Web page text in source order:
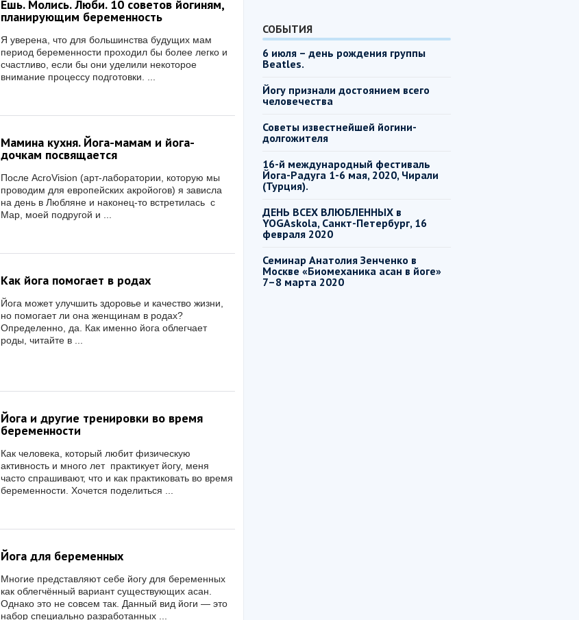
Ешь. Молись. Люби. 10 советов йогиням,
планирующим беременность
Я уверена, что для большинства будущих мам
период беременности проходил бы более легко и
счастливо, если бы они уделили некоторое
внимание процессу подготовки. ...
Мамина кухня. Йога-мамам и йога-
дочкам посвящается
После AcroVision (арт-лаборатории, которую мы
проводим для европейских акройогов) я зависла
на день в Любляне и наконец-то встретилась с
Мар, моей подругой и ...
Как йога помогает в родах
Йога может улучшить здоровье и качество жизни,
но помогает ли она женщинам в родах?
Определенно, да. Как именно йога облегчает
роды, читайте в ...
Йога и другие тренировки во время
беременности
Как человека, который любит физическую
активность и много лет практикует йогу, меня
часто спрашивают, что и как практиковать во время
беременности. Хочется поделиться ...
Йога для беременных
Многие представляют себе йогу для беременных
как облегчённый вариант существующих асан.
Однако это не совсем так. Данный вид йоги — это
набор специально разработанных ...
СОБЫТИЯ
6 июля – день рождения группы
Beatles.
Йогу признали достоянием всего
человечества
Советы известнейшей йогини-
долгожителя
16-й международный фестиваль
Йога-Радуга 1-6 мая, 2020, Чирали
(Турция).
ДЕНЬ ВСЕХ ВЛЮБЛЕННЫХ в
YOGAskola, Санкт-Петербург, 16
февраля 2020
Семинар Анатолия Зенченко в
Москве «Биомеханика асан в йоге»
7–8 марта 2020